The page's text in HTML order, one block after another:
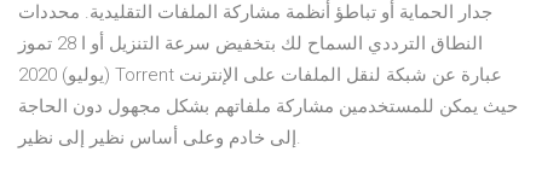
جدار الحماية أو تباطؤ أنظمة مشاركة الملفات التقليدية. محددات
النطاق الترددي السماح لك بتخفيض سرعة التنزيل أو ا 28 تموز
(يوليو) 2020 Torrent عبارة عن شبكة لنقل الملفات على الإنترنت
حيث يمكن للمستخدمين مشاركة ملفاتهم بشكل مجهول دون الحاجة
إلى خادم وعلى أساس نظير إلى نظير.